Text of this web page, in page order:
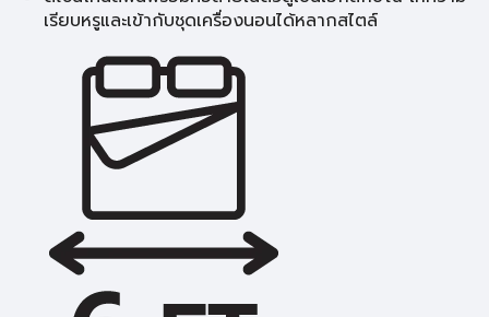
เรียบหรูและเข้ากับชุดเครื่องนอนได้หลากสไตล์